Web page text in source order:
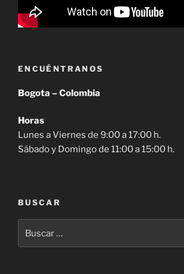
ENCUÉNTRANOS
Bogota – Colombia
Horas
Lunes a Viernes de 9:00 a 17:00 h.
Sábado y Domingo de 11:00 a 15:00 h.
BUSCAR